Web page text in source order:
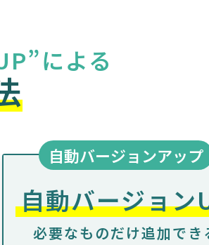
による
自動バージョンアップ
自動バージョン
必要なものだけ追加でき